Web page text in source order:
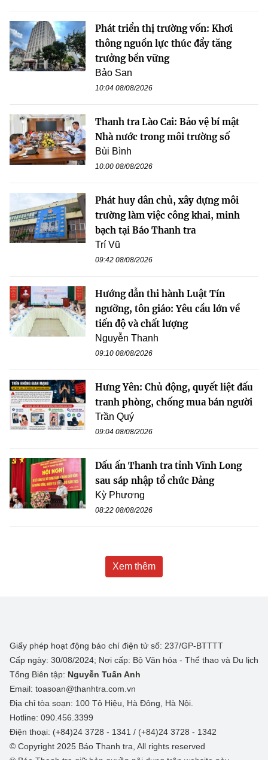
Phát triển thị trường vốn: Khơi
thông nguồn lực thúc đẩy tăng
trưởng bền vững
Bảo San
10:04 08/08/2026
Thanh tra Lào Cai: Bảo vệ bí mật
Nhà nước trong môi trường số
Bùi Bình
10:00 08/08/2026
Phát huy dân chủ, xây dựng môi
trường làm việc công khai, minh
bạch tại Báo Thanh tra
Trí Vũ
09:42 08/08/2026
Hướng dẫn thi hành Luật Tín
ngưỡng, tôn giáo: Yêu cầu lớn về
tiến độ và chất lượng
Nguyễn Thanh
09:10 08/08/2026
Hưng Yên: Chủ động, quyết liệt đấu
tranh phòng, chống mua bán người
Trần Quý
09:04 08/08/2026
Dấu ấn Thanh tra tỉnh Vĩnh Long
sau sáp nhập tổ chức Đảng
Kỳ Phương
08:22 08/08/2026
Xem thêm
Giấy phép hoạt động báo chí điện tử số: 237/GP-BTTTT
Cấp ngày: 30/08/2024; Nơi cấp: Bộ Văn hóa - Thể thao và Du lịch
Tổng Biên tập: Nguyễn Tuấn Anh
Email: toasoan@thanhtra.com.vn
Địa chỉ tòa soạn: 100 Tô Hiệu, Hà Đông, Hà Nội.
Hotline: 090.456.3399
Điện thoại: (+84)24 3728 - 1341 / (+84)24 3728 - 1342
© Copyright 2025 Báo Thanh tra, All rights reserved